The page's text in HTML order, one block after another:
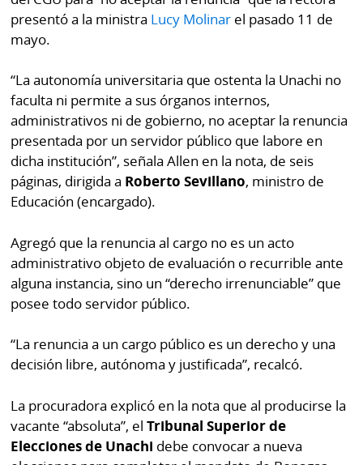
⌾
Picante
⌾
Repregunta
Cual
⌾
Sabrina
Sin
Censura
presentó a la ministra Lucy Molinar el pasado 11 de
mayo.
“La autonomía universitaria que ostenta la Unachi no
faculta ni permite a sus órganos internos,
administrativos ni de gobierno, no aceptar la renuncia
presentada por un servidor público que labore en
dicha institución”, señala Allen en la nota, de seis
páginas, dirigida a Roberto Sevillano, ministro de
Educación (encargado).
Agregó que la renuncia al cargo no es un acto
administrativo objeto de evaluación o recurrible ante
alguna instancia, sino un “derecho irrenunciable” que
posee todo servidor público.
“La renuncia a un cargo público es un derecho y una
decisión libre, autónoma y justificada”, recalcó.
La procuradora explicó en la nota que al producirse la
vacante “absoluta”, elTribunal Superior de
Elecciones de Unachi debe convocar a nueva